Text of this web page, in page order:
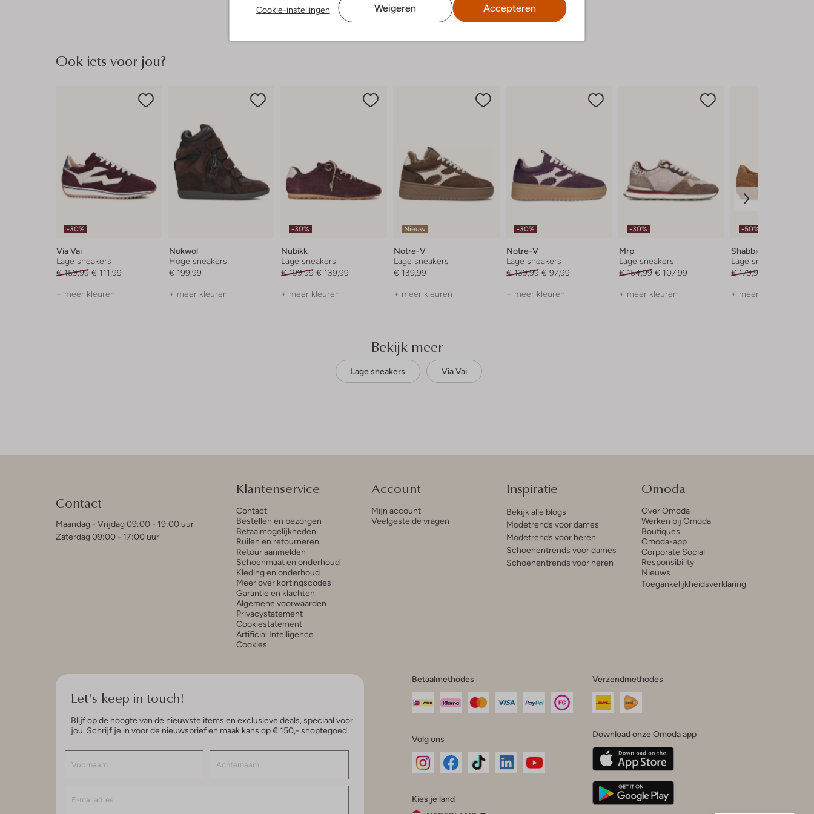
Cookie-instellingen Weigeren Accepteren
Ook iets voor jou?
-30%
Via Vai
Lage sneakers
€ 159,99 € 111,99
+ meer kleuren
Nokwol
Hoge sneakers
€ 199,99
+ meer kleuren
-30%
Nubikk
Lage sneakers
€ 199,99 € 139,99
+ meer kleuren
Nieuw
Notre-V
Lage sneakers
€ 139,99
+ meer kleuren
-30%
Notre-V
Lage sneakers
€ 139,99 € 97,99
+ meer kleuren
-30%
Mrp
Lage sneakers
€ 154,99 € 107,99
+ meer kleuren
-50%
Shabbies
Lage sneakers
€ 179,99
+ meer kleuren
Bekijk meer
Lage sneakers Via Vai
Contact
Maandag - Vrijdag 09:00 - 19:00 uur
Zaterdag 09:00 - 17:00 uur
Klantenservice
Contact
Bestellen en bezorgen
Betaalmogelijkheden
Ruilen en retourneren
Retour aanmelden
Schoenmaat en onderhoud
Kleding en onderhoud
Meer over kortingscodes
Garantie en klachten
Algemene voorwaarden
Privacystatement
Cookiestatement
Artificial Intelligence
Cookies
Account
Mijn account
Veelgestelde vragen
Inspiratie
Bekijk alle blogs
Modetrends voor dames
Modetrends voor heren
Schoenentrends voor dames
Schoenentrends voor heren
Omoda
Over Omoda
Werken bij Omoda
Boutiques
Omoda-app
Corporate Social
Responsibility
Nieuws
Toegankelijkheidsverklaring
Let's keep in touch!
Blijf op de hoogte van de nieuwste items en exclusieve deals, speciaal voor
jou. Schrijf je in voor de nieuwsbrief en maak kans op € 150,- shoptegoed.
Betaalmethodes
Volg ons
InstagramFacebook
Kies je land
Verzendmethodes
Download onze Omoda app